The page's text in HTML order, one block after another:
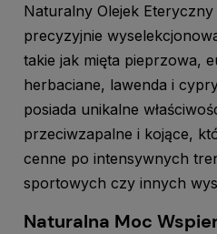
Naturalny Olejek
precyzyjnie
takie jak mięta pieprzowa,
herbaciane, lawenda i
posiada unikalne
przeciwzapalne i kojące,
cenne po intensywnych
sportowych czy innych
Naturalna Moc